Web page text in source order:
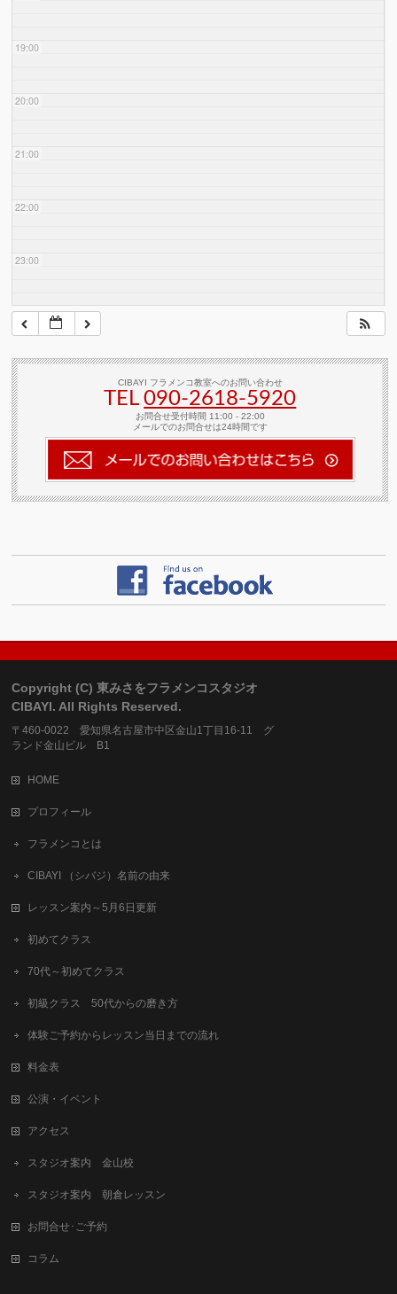
19:00
20:00
21:00
22:00
23:00
CIBAYI フラメンコ教室へのお問い合わせ
TEL090-2618‐5920
お問合せ受付時間 11:00 - 22:00
メールでのお問合せは24時間です
Copyright (C) 東みさをフラメンコスタジオ
CIBAYI. All Rights Reserved.
〒460-0022 愛知県名古屋市中区金山1丁目16-11 グ
ランド金山ビル B1
HOME
プロフィール
フラメンコとは
CIBAYI （シバジ）名前の由来
レッスン案内～5月6日更新
初めてクラス
70代～初めてクラス
初級クラス 50代からの磨き方
体験ご予約からレッスン当日までの流れ
料金表
公演・イベント
アクセス
スタジオ案内 金山校
スタジオ案内 朝倉レッスン
お問合せ･ご予約
コラム